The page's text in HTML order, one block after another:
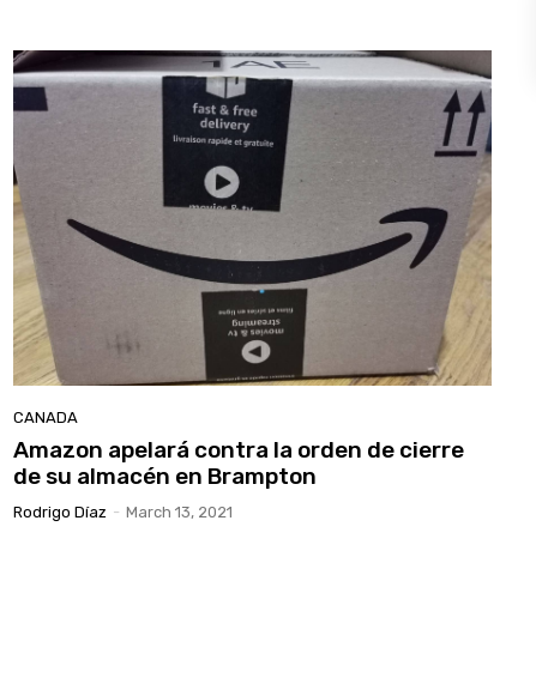
CANADA
Amazon apelará contra la orden de cierre
de su almacén en Brampton
Rodrigo Díaz - March 13, 2021